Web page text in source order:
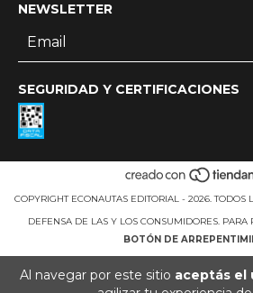
Al navegar por este sitio aceptás el
NEWSLETTER
SEGURIDAD Y CERTIFICACIONES
COPYRIGHT ECONAUTAS EDITORIAL - 2026. TODOS
DEFENSA DE LAS Y LOS CONSUMIDORES. PARA
BOTÓN DE